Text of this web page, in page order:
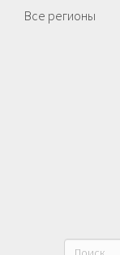
Все регионы